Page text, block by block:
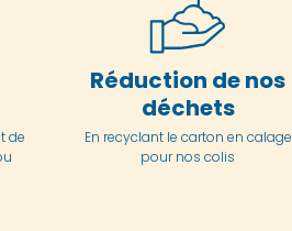
de
Réduction de nos
déchets
En recyclant le carton en calage
pour nos colis